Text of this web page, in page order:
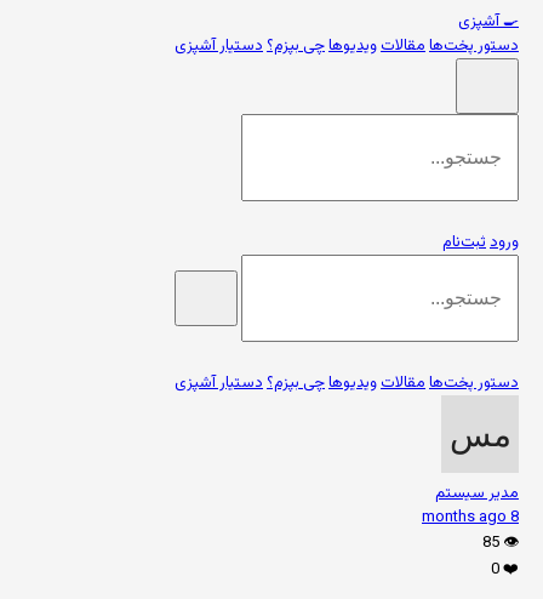
🍳آشپزی
دستور پخت‌هامقالاتویدیوهاچی بپزم؟دستیار آشپزی
ورودثبت‌نام
دستور پخت‌هامقالاتویدیوهاچی بپزم؟دستیار آشپزی
مدیر سیستم
8 months ago
👁️
85
❤️
0